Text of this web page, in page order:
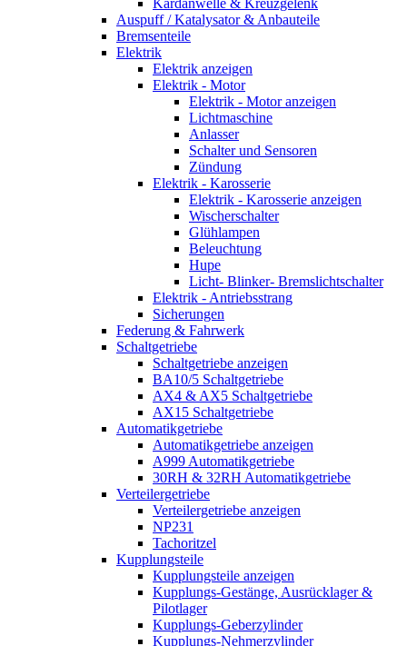
Auspuff / Katalysator & Anbauteile
Bremsenteile
Elektrik
Elektrik anzeigen
Elektrik - Motor
Elektrik - Motor anzeigen
Lichtmaschine
Anlasser
Schalter und Sensoren
Zündung
Elektrik - Karosserie
Elektrik - Karosserie anzeigen
Wischerschalter
Glühlampen
Beleuchtung
Hupe
Licht- Blinker- Bremslichtschalter
Elektrik - Antriebsstrang
Sicherungen
Federung & Fahrwerk
Schaltgetriebe
Schaltgetriebe anzeigen
BA10/5 Schaltgetriebe
AX4 & AX5 Schaltgetriebe
AX15 Schaltgetriebe
Automatikgetriebe
Automatikgetriebe anzeigen
A999 Automatikgetriebe
30RH & 32RH Automatikgetriebe
Verteilergetriebe
Verteilergetriebe anzeigen
NP231
Tachoritzel
Kupplungsteile
Kupplungsteile anzeigen
Kupplungs-Gestänge, Ausrücklager &
Pilotlager
Kupplungs-Geberzylinder
Kupplungs-Nehmerzylinder